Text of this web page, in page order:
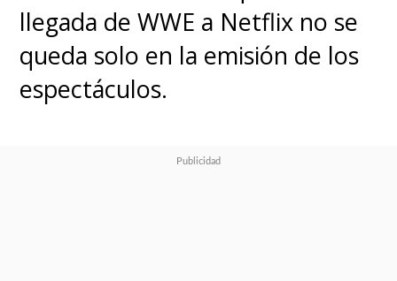
llegada de WWE a Netflix no se
queda solo en la emisión de los
espectáculos.